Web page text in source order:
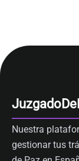
Nuestra
gestionar tus